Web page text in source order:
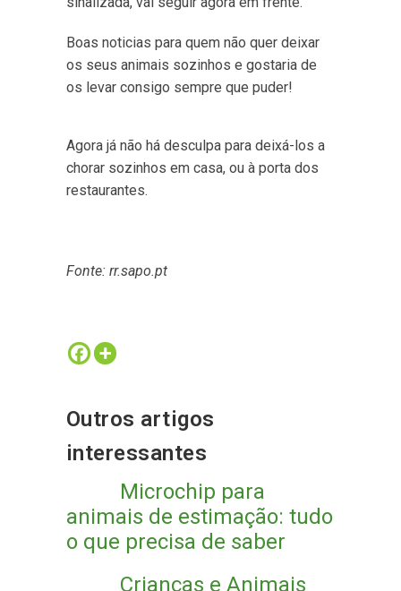
Boas noticias para quem não quer deixar
os seus animais sozinhos e gostaria de
os levar consigo sempre que puder!
Agora já não há desculpa para deixá-los a
chorar sozinhos em casa, ou à porta dos
restaurantes.
Fonte: rr.sapo.pt
Outros artigos
interessantes
Microchip para
animais de estimação: tudo
o que precisa de saber
Crianças e Animais